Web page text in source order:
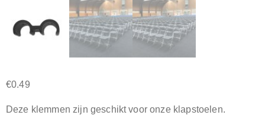
€0.49
Deze klemmen zijn geschikt voor onze klapstoelen.